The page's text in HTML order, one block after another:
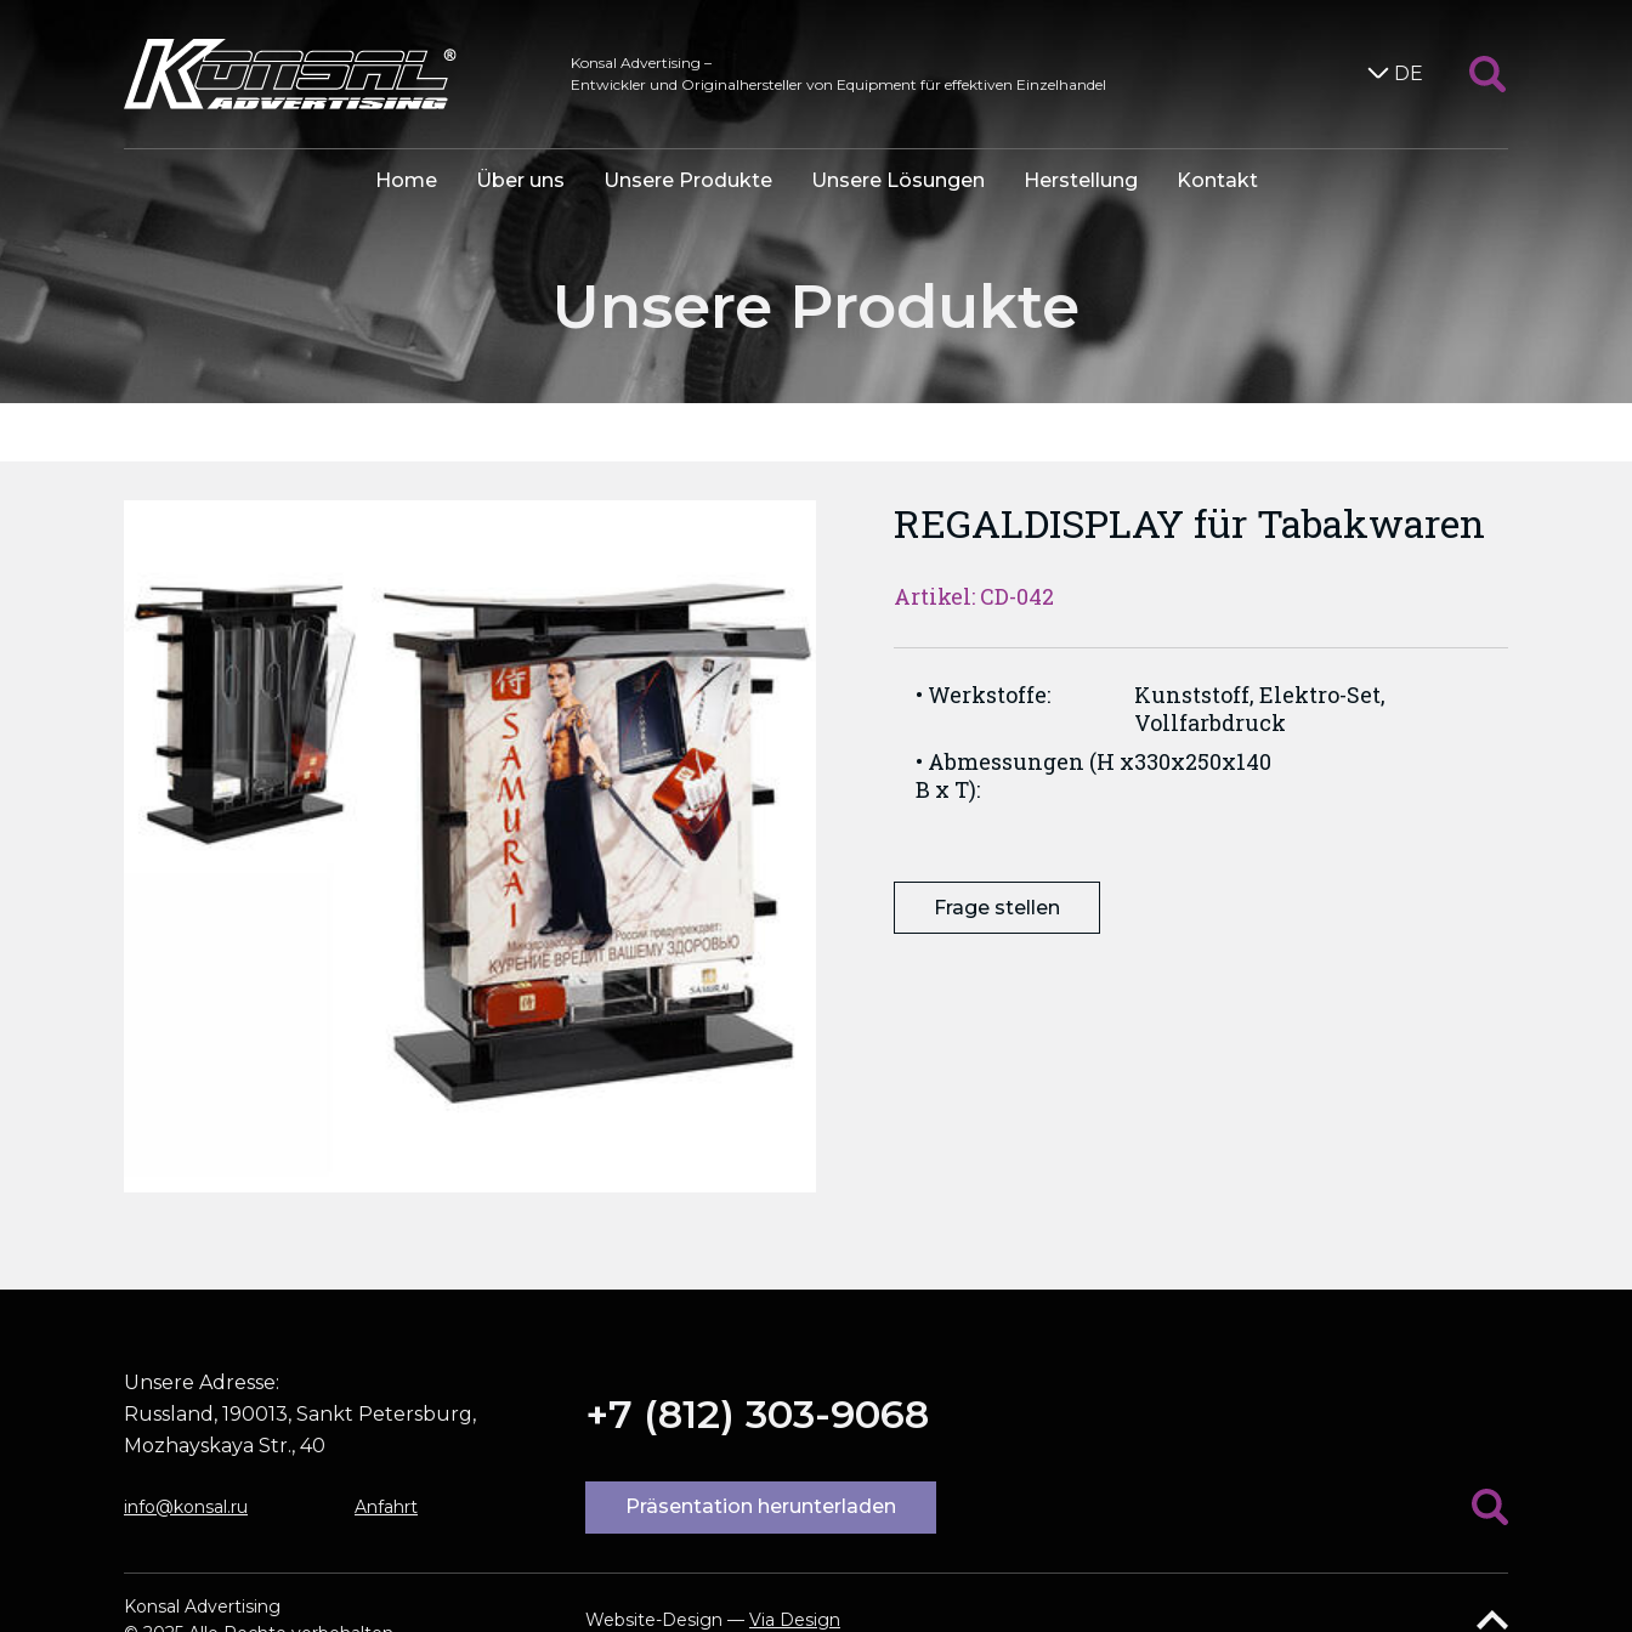
Konsal Advertising –
Entwickler und Originalhersteller von Equipment für effektiven Einzelhandel
DE
Home Über uns Unsere Produkte Unsere Lösungen Herstellung Kontakt
Unsere Produkte
REGALDISPLAY für Tabakwaren
Artikel: CD-042
Werkstoffe:
Kunststoff, Elektro-Set,
Vollfarbdruck
Abmessungen (H x
B x T):
330x250x140
Frage stellen
Unsere Adresse:
Russland, 190013, Sankt Petersburg,
Mozhayskaya Str., 40
+7 (812) 303-9068
info@konsal.ru Anfahrt Präsentation herunterladen
Konsal Advertising
Website-Design — Via Design